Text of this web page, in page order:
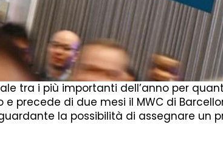
tra i più importanti dell’anno per
e precede di due mesi il MWC di
la possibilità di assegnare un